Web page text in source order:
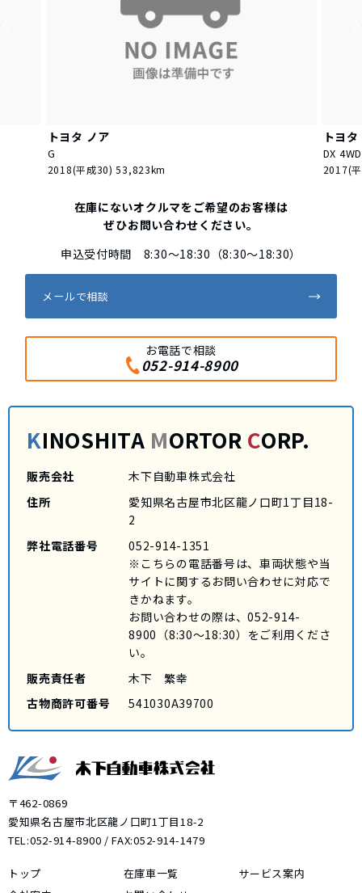
トヨタ ノア
G
2018(平成30) 53,823km
トヨタ
DX 4WD
2017(
在庫にないオクルマをご希望のお客様は
ぜひお問い合わせください。
申込受付時間 8:30～18:30（8:30～18:30）
メールで相談
お電話で相談
052-914-8900
KINOSHITA MORTOR CORP.
販売会社
木下自動車株式会社
住所
愛知県名古屋市北区龍ノ口町1丁目18-
2
弊社電話番号
052-914-1351
※こちらの電話番号は、車両状態や当
サイトに関するお問い合わせに対応で
きかねます。
お問い合わせの際は、052-914-
8900 （8:30～18:30）をご利用くださ
い。
販売責任者
木下 繁幸
古物商許可番号
541030A39700
〒462-0869
愛知県名古屋市北区龍ノ口町1丁目18-2
TEL:052-914-8900 / FAX:052-914-1479
トップ 在庫車一覧
サービス案内